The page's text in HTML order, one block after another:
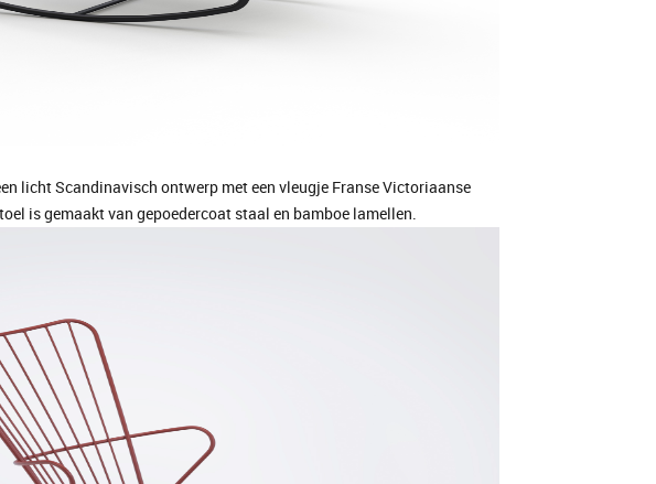
licht Scandinavisch ontwerp met een vleugje Franse Victoriaanse
is gemaakt van gepoedercoat staal en bamboe lamellen.